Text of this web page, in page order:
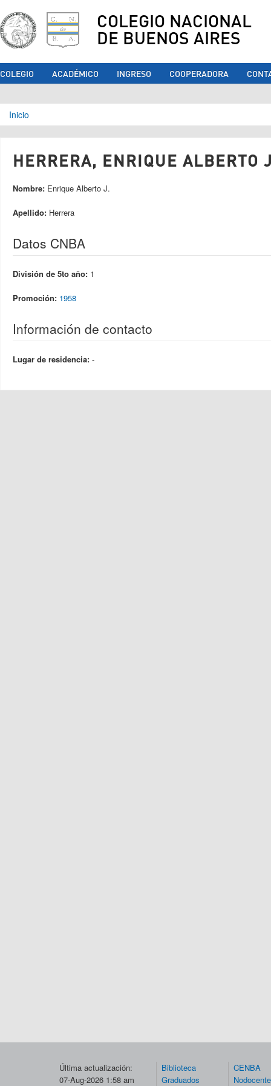
COLEGIO NACIONAL
DE BUENOS AIRES
COLEGIO ACADÉMICO INGRESO COOPERADORA
Se encuentra usted aquí
Inicio
HERRERA, ENRIQUE ALBERTO
Nombre: Enrique Alberto J.
Apellido: Herrera
Datos CNBA
División de 5to año: 1
Promoción: 1958
Información de contacto
Lugar de residencia: -
Última actualización:
07-Aug-2026 1:58 am
Biblioteca
Graduados
CENBA